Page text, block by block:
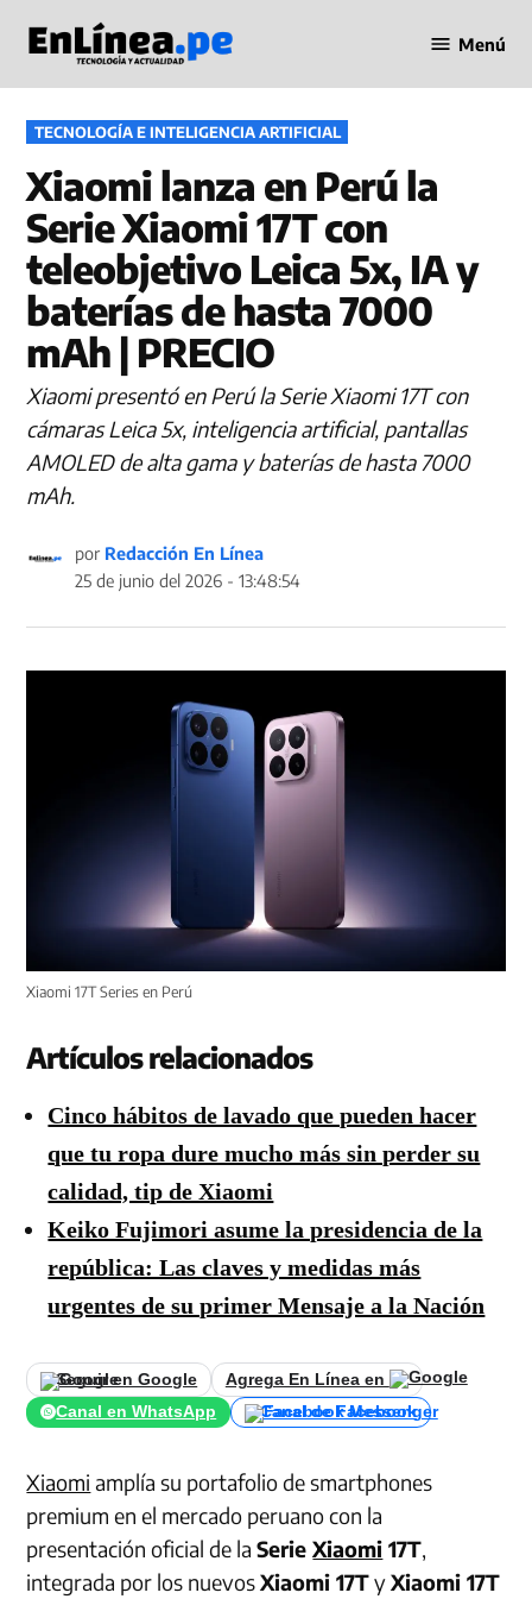
contenido
en Línea
Menú
PUBLICADO
EN
TECNOLOGÍA E INTELIGENCIA ARTIFICIAL
Xiaomi lanza en Perú la
Serie Xiaomi 17T con
teleobjetivo Leica 5x, IA y
baterías de hasta 7000
mAh | PRECIO
Xiaomi presentó en Perú la Serie Xiaomi 17T con
cámaras Leica 5x, inteligencia artificial, pantallas
AMOLED de alta gama y baterías de hasta 7000
mAh.
por Redacción En Línea
25 de junio del 2026 - 13:48:54
Xiaomi 17T Series en Perú
Artículos relacionados
Cinco hábitos de lavado que pueden hacer
que tu ropa dure mucho más sin perder su
calidad, tip de Xiaomi
Keiko Fujimori asume la presidencia de la
república: Las claves y medidas más
urgentes de su primer Mensaje a la Nación
Seguir en Google
Agrega En Línea en
Canal en WhatsApp
Canal de Facebook
Xiaomi amplía su portafolio de smartphones
premium en el mercado peruano con la
presentación oficial de laSerieXiaomi 17T,
integrada por los nuevosXiaomi 17TyXiaomi 17T